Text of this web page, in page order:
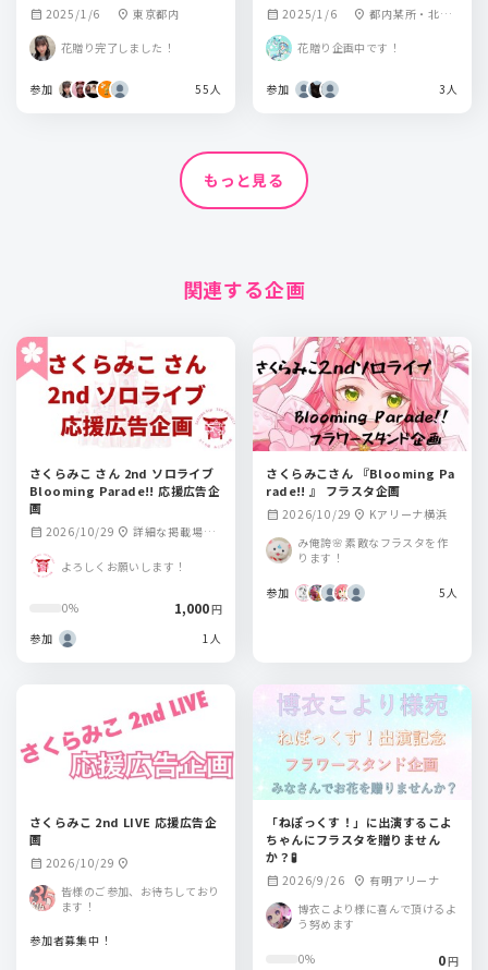
calendar_month 2025/1/6 location_on 東京都内
花贈り完了しました！
参加 55人
calendar_month 2025/1/6 location_on 都内某所・北海
花贈り企画中です！
参加 3人
もっと見る
関連する企画
さくらみこ さん 2nd ソロライブ
Blooming Parade!! 応援広告企
画
calendar_month 2026/10/29 location_on 詳細な掲載場所
ます
よろしくお願いします！
0% 1,000円
参加
1人
さくらみこさん 『Blooming Pa
rade!! 』 フラスタ企画
calendar_month 2026/10/29 location_on Kアリーナ横浜
み俺誇🌸 素敵なフラスタを作
ります！
参加 5人
さくらみこ 2nd LIVE 応援広告企
画
calendar_month 2026/10/29 location_on
皆様のご参加、お待ちしており
ます！
参加者募集中！
「ねぽっくす！」に出演するこよ
ちゃんにフラスタを贈りません
か？🧪
calendar_month 2026/9/26 location_on 有明アリーナ
博衣こより様に喜んで頂けるよ
う努めます
0% 0円